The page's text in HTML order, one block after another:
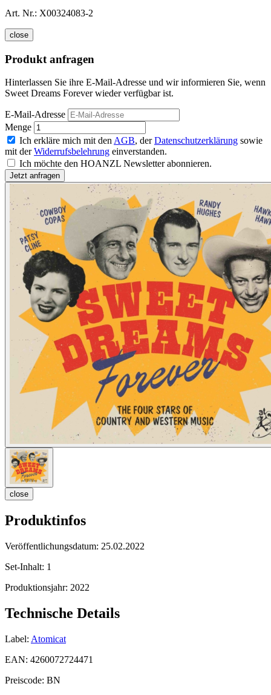
Art. Nr.: X00324083-2
close
Produkt anfragen
Hinterlassen Sie ihre E-Mail-Adresse und wir informieren Sie, wenn
Sweet Dreams Forever wieder verfügbar ist.
E-Mail-Adresse
Menge
Ich erkläre mich mit den AGB, derDatenschutzerklärung sowie
mit derWiderrufsbelehrung einverstanden.
Ich möchte den HOANZL Newsletter abonnieren.
close
Produktinfos
Veröffentlichungsdatum: 25.02.2022
Set-Inhalt: 1
Produktionsjahr: 2022
Technische Details
Label: Atomicat
EAN: 4260072724471
Preiscode: BN